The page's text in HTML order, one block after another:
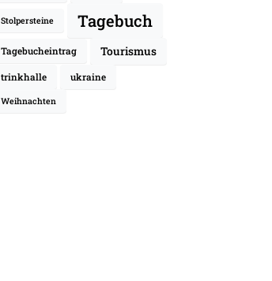
Stolpersteine Tagebuch
Tagebucheintrag Tourismus
trinkhalle ukraine
Weihnachten